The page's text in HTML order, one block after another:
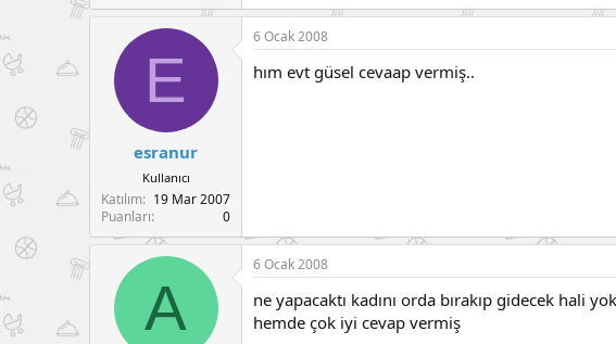
E
esranur
Kullanıcı
Katılım
19 Mar 2007
Puanları
0
6 Ocak 2008
hım evt güsel cevaap vermiş..
A
6 Ocak 2008
ne yapacaktı kadını orda bırakıp gidecek hali
hemde çok iyi cevap vermiş